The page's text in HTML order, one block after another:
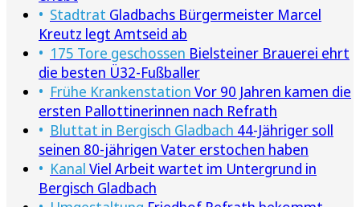
Stadtrat Gladbachs Bürgermeister Marcel
Kreutz legt Amtseid ab
175 Tore geschossen Bielsteiner Brauerei ehrt
die besten Ü32-Fußballer
Frühe Krankenstation Vor 90 Jahren kamen die
ersten Pallottinerinnen nach Refrath
Bluttat in Bergisch Gladbach 44-Jähriger soll
seinen 80-jährigen Vater erstochen haben
Kanal Viel Arbeit wartet im Untergrund in
Bergisch Gladbach